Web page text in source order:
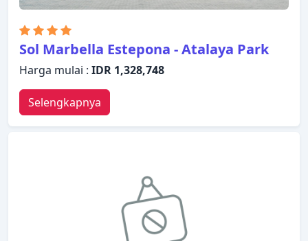
selama menginap di TRH Paraiso Hotel.
Sol Marbella Estepona - Atalaya Park
Harga mulai : IDR 1,328,748
Selengkapnya